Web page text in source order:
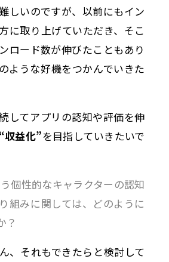
しいのですが、以前にもイン
に取り上げていただき、そこ
ロード数が伸びたこともあり
ような好機をつかんでいきた
続してアプリの認知や評価を伸
“収益化”を目指していきたいで
個性的なキャラクターの認知
組みに関しては、どのように
？
ん、それもできたらと検討して